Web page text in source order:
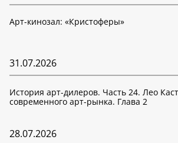
Арт-кинозал: «Кристоферы»
31.07.2026
История арт-дилеров. Часть 24. Лео
современного арт-рынка. Глава 2
28.07.2026